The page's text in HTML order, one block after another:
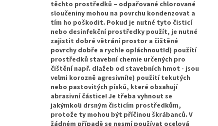
těchto prostředků – odpařované chlorované
sloučeniny mohou na povrchu kondenzovat a
tím ho poškodit. Pokud je nutné tyto čisticí
nebo desinfekční prostředky použít, je nutné
zajistit dobré větrání prostor a čištěné
povrchy dobře a rychle opláchnout!d) použítí
prostředků stavební chemie určených pro
čištění např. dlažeb od stavebních hmot - jsou
velmi korozně agresivní!e) použití tekutých
nebo pastovitých písků, které obsahují
abrasivní částice! Je třeba vyhnout se
jakýmkoli drsným čisticím prostředkům,
protože ty mohou být příčinou škrábanců. V